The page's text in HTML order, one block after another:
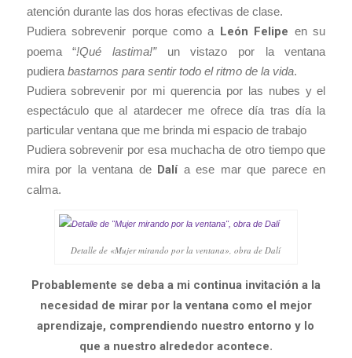
atención durante las dos horas efectivas de clase.
Pudiera sobrevenir porque como a
León Felipe en su
poema “!Qué lastima!” un vistazo por la ventana
pudierabastarnos para sentir todo el ritmo de la vida.
Pudiera sobrevenir por mi querencia por las nubes y el
espectáculo que al atardecer me ofrece día tras día la
particular ventana que me brinda mi espacio de trabajo
Pudiera sobrevenir por esa muchacha de otro tiempo que
mira por la ventana de Dalía ese mar que parece en
calma.
Detalle de «Mujer mirando por la ventana», obra de Dalí
Probablemente se deba a mi continua invitación a la
necesidad de mirar por la ventana como el mejor
aprendizaje, comprendiendo nuestro entorno y lo
que a nuestro alrededor acontece.